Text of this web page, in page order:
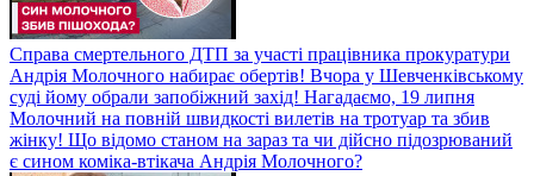
Справа смертельного ДТП за участі працівника прокуратури
Андрія Молочного набирає обертів! Вчора у Шевченківському
суді йому обрали запобіжний захід! Нагадаємо, 19 липня
Молочний на повній швидкості вилетів на тротуар та збив
жінку! Що відомо станом на зараз та чи дійсно підозрюваний
є сином коміка-втікача Андрія Молочного?